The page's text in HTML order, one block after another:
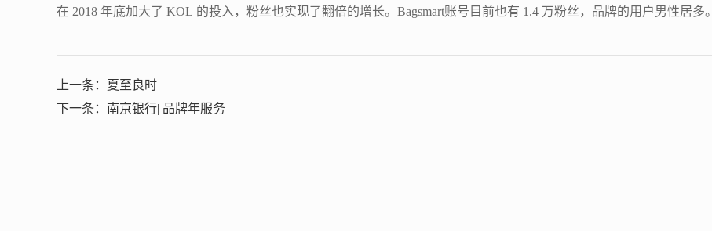
在 2018 年底加大了 KOL 的投入，粉丝也实现了翻倍的增长。Bagsmart账号目前也有 1.4 万粉丝，品牌的用户男性居多。
上一条：夏至良时
下一条：南京银行| 品牌年服务